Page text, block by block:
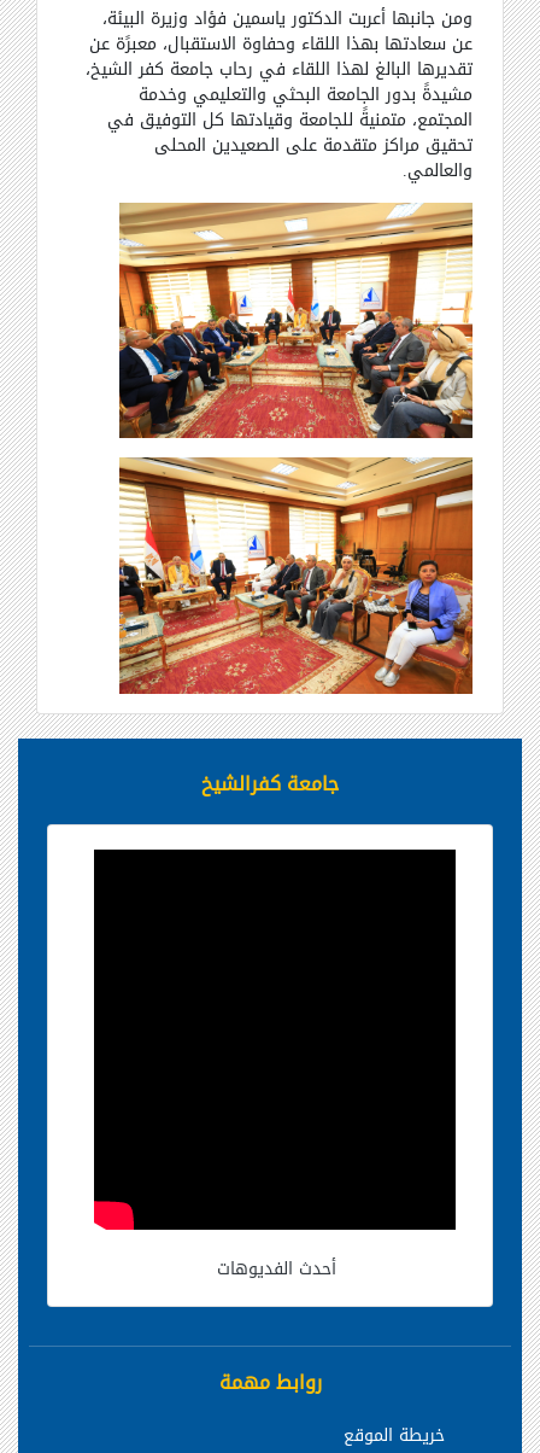
ومن جانبها أعربت الدكتور ياسمين فؤاد وزيرة البيئة،
عن سعادتها بهذا اللقاء وحفاوة الاستقبال، معبرًة عن
تقديرها البالغ لهذا اللقاء في رحاب جامعة كفر الشيخ،
مشيدةً بدور الجامعة البحثي والتعليمي وخدمة
المجتمع، متمنيةً للجامعة وقيادتها كل التوفيق في
تحقيق مراكز متقدمة على الصعيدين المحلى
والعالمي.
جامعة كفرالشيخ
أحدث الفديوهات
روابط مهمة
خريطة الموقع